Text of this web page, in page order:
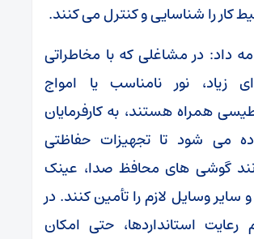
کار را شناسایی و کنترل می کنند.
داد: در مشاغلی که با مخاطراتی
زیاد، نور نامناسب یا امواج
همراه هستند، به کارفرمایان
می شود تا تجهیزات حفاظتی
گوشی های محافظ صدا، عینک
سایر وسایل لازم را تأمین کنند. در
استانداردها، حتی امکان